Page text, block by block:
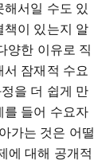
해서일 수도 있
책이 있는지 알
양한 이유로 직
서 잠재적 수요
을 더 쉽게 만
를 들어 수요자
가는 것은 어떨
에 대해 공개적